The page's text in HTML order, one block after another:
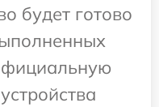
будет готово